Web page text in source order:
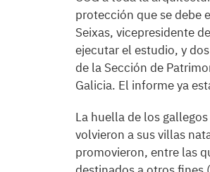
protección que se debe
Seixas, vicepresidente
ejecutar el estudio, y
de la Sección de
Galicia. El informe ya
La huella de los
volvieron a sus villas
promovieron, entre las